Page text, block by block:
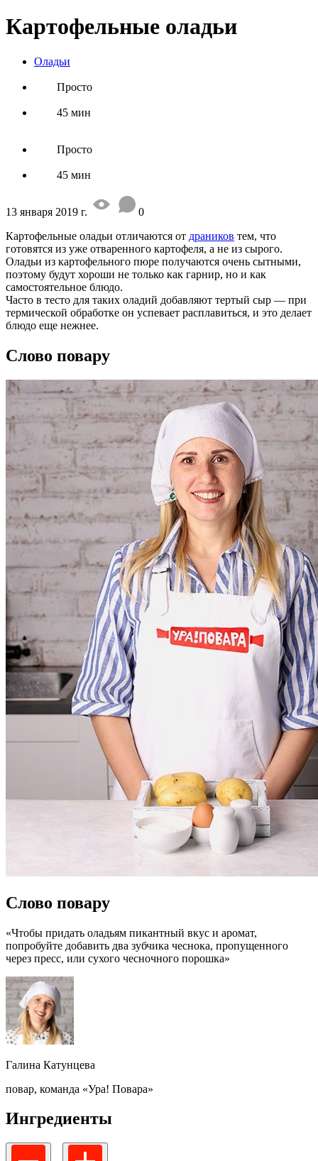
Картофельные оладьи
Оладьи
Просто
45 мин
Просто
45 мин
13 января 2019 г.
0
Картофельные оладьи отличаются от драников тем, что
готовятся из уже отваренного картофеля, а не из сырого.
Оладьи из картофельного пюре получаются очень сытными,
поэтому будут хороши не только как гарнир, но и как
самостоятельное блюдо.
Часто в тесто для таких оладий добавляют тертый сыр — при
термической обработке он успевает расплавиться, и это делает
блюдо еще нежнее.
Слово повару
Слово повару
«Чтобы придать оладьям пикантный вкус и аромат,
попробуйте добавить два зубчика чеснока, пропущенного
через пресс, или сухого чесночного порошка»
Галина Катунцева
повар, команда «Ура! Повара»
Ингредиенты